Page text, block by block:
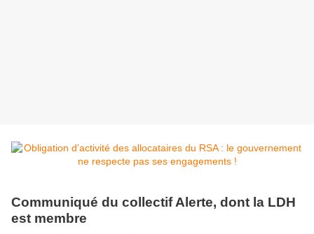
Communiqué du collectif Alerte, dont la LDH
est membre